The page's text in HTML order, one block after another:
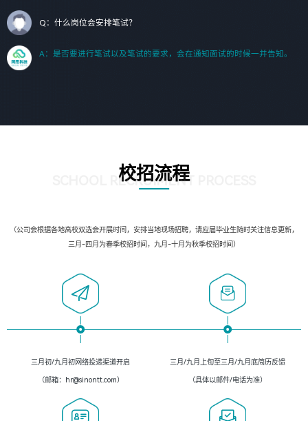
Q：什么岗位会安排笔试？
A：是否要进行笔试以及笔试的要求，会在通知面试的时候一并告知。
校招流程
SCHOOL RECRUIMENT PROCESS
（公司会根据各地高校双选会开展时间，安排当地现场招聘，请应届毕业生随时关注信息更新，
三月-四月为春季校招时间，九月-十月为秋季校招时间）
三月初/九月初网络投递渠道开启
（邮箱：hr@sinontt.com）
三月/九月上旬至三月/九月底简历反馈
（具体以邮件/电话为准）